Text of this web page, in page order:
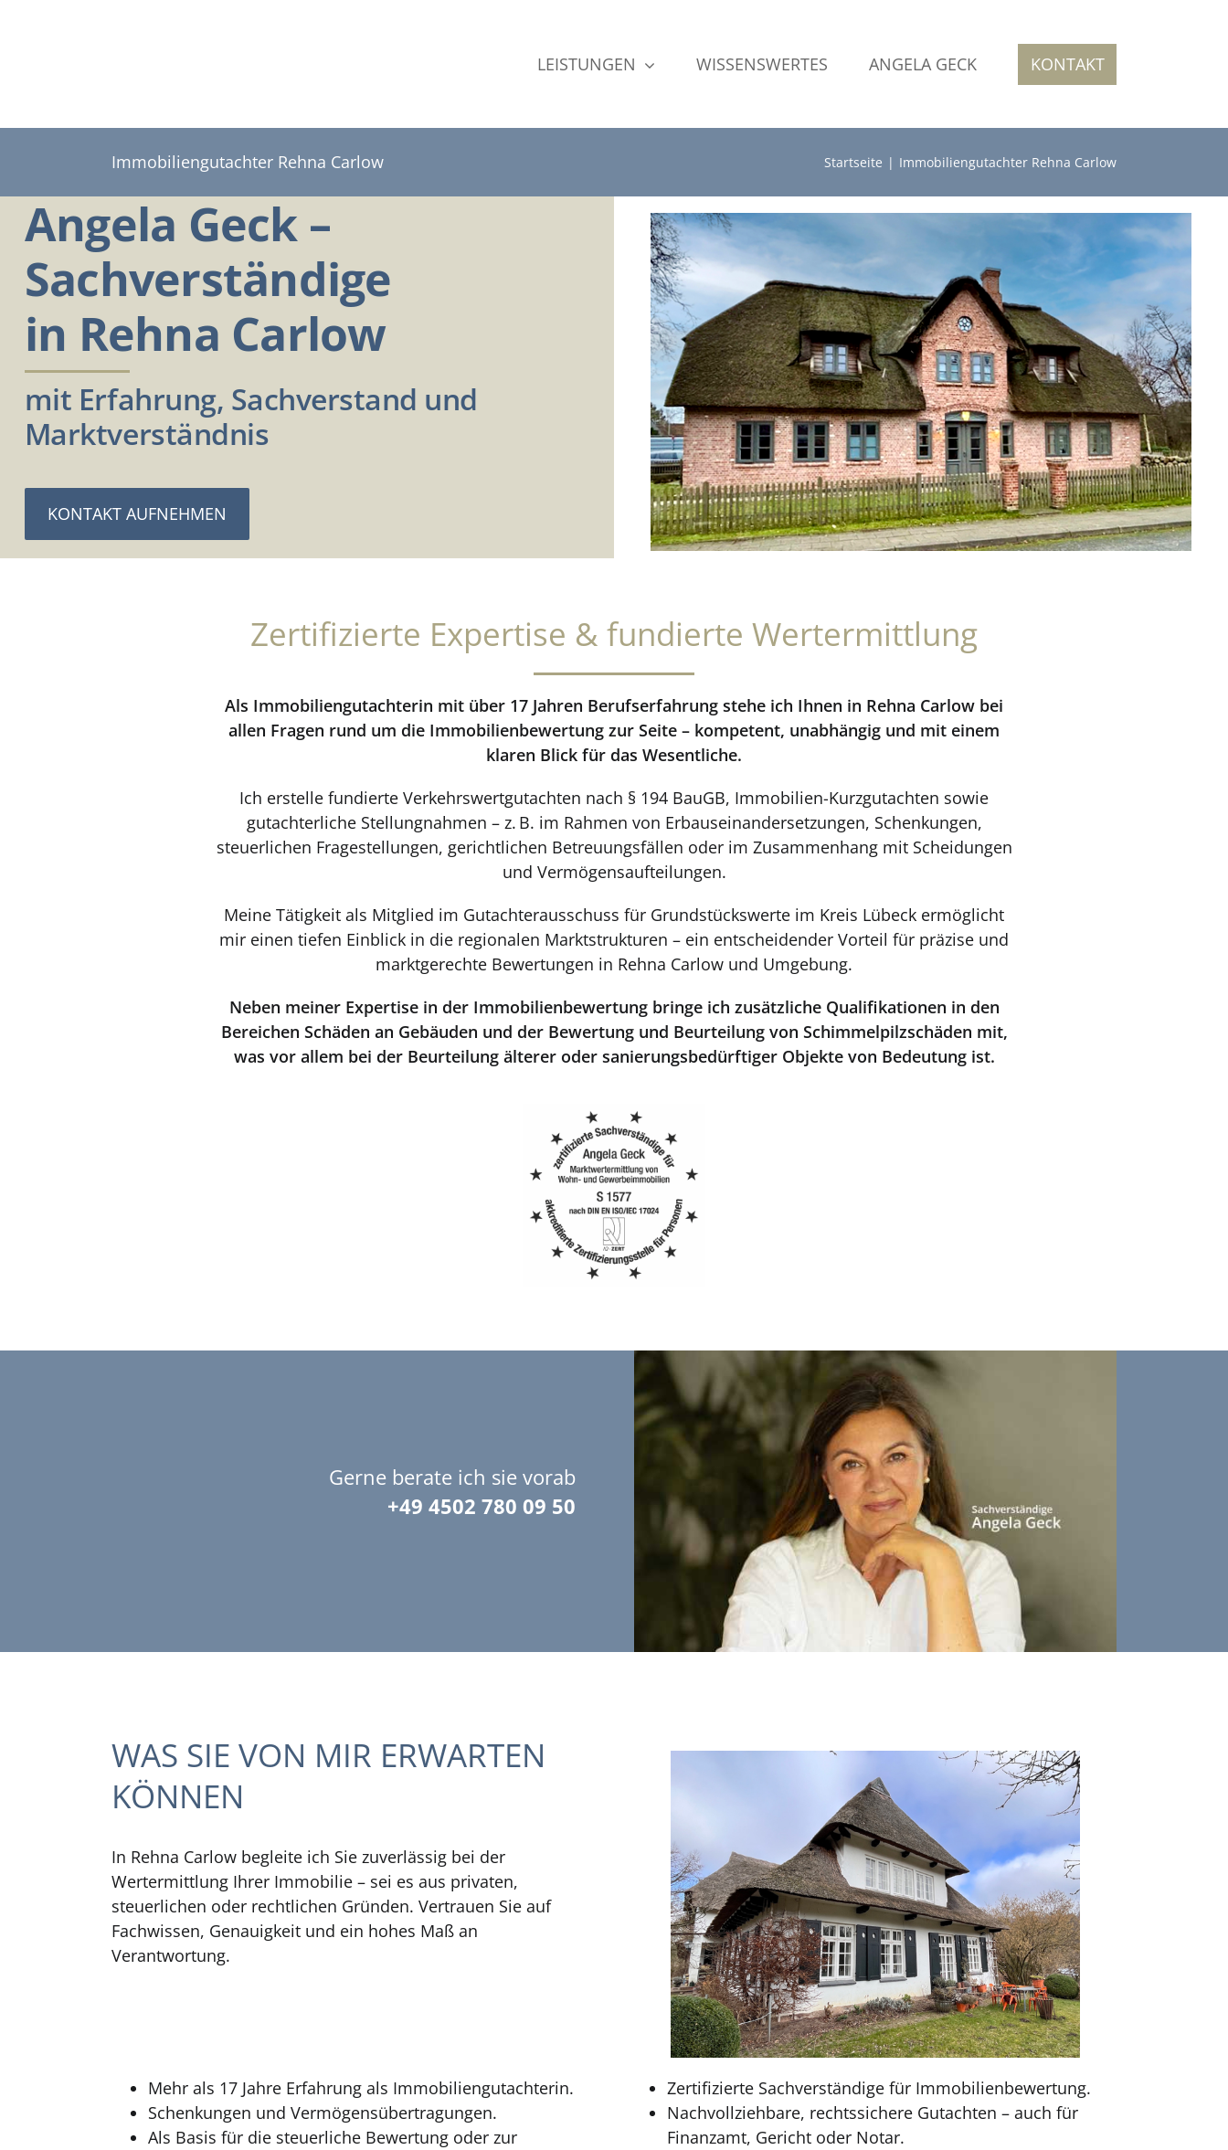
LEISTUNGEN WISSENSWERTES ANGELA GECK KONTAKT
Immobiliengutachter Rehna Carlow Startseite Immobiliengutachter Rehna Carlow
Angela Geck –
Sachverständige
in Rehna Carlow
mit Erfahrung, Sachverstand und
Marktverständnis
KONTAKT AUFNEHMEN
Zertifizierte Expertise & fundierte Wertermittlung
Als Immobiliengutachterin mit über 17 Jahren Berufserfahrung stehe ich Ihnen in Rehna Carlow bei
allen Fragen rund um die Immobilienbewertung zur Seite – kompetent, unabhängig und mit einem
klaren Blick für das Wesentliche.
Ich erstelle fundierte Verkehrswertgutachten nach § 194 BauGB, Immobilien-Kurzgutachten sowie
gutachterliche Stellungnahmen – z. B. im Rahmen von Erbauseinandersetzungen, Schenkungen,
steuerlichen Fragestellungen, gerichtlichen Betreuungsfällen oder im Zusammenhang mit Scheidungen
und Vermögensaufteilungen.
Meine Tätigkeit als Mitglied im Gutachterausschuss für Grundstückswerte im Kreis Lübeck ermöglicht
mir einen tiefen Einblick in die regionalen Marktstrukturen – ein entscheidender Vorteil für präzise und
marktgerechte Bewertungen in Rehna Carlow und Umgebung.
Neben meiner Expertise in der Immobilienbewertung bringe ich zusätzliche Qualifikationen in den
Bereichen Schäden an Gebäuden und der Bewertung und Beurteilung von Schimmelpilzschäden mit,
was vor allem bei der Beurteilung älterer oder sanierungsbedürftiger Objekte von Bedeutung ist.
Gerne berate ich sie vorab
+49 4502 780 09 50
WAS SIE VON MIR ERWARTEN
KÖNNEN
In Rehna Carlow begleite ich Sie zuverlässig bei der
Wertermittlung Ihrer Immobilie – sei es aus privaten,
steuerlichen oder rechtlichen Gründen. Vertrauen Sie auf
Fachwissen, Genauigkeit und ein hohes Maß an
Verantwortung.
Mehr als 17 Jahre Erfahrung als Immobiliengutachterin.
Schenkungen und Vermögensübertragungen.
Als Basis für die steuerliche Bewertung oder zur
Zertifizierte Sachverständige für Immobilienbewertung.
Nachvollziehbare, rechtssichere Gutachten – auch für
Finanzamt, Gericht oder Notar.